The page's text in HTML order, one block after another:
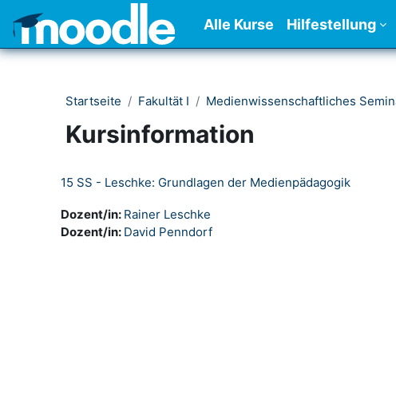
Alle Kurse Hilfestellung
Startseite Fakultät I Medienwissenschaftliches
Kursinformation
15 SS - Leschke: Grundlagen der Medienpädagogik
Dozent/in: Rainer Leschke
Dozent/in: David Penndorf